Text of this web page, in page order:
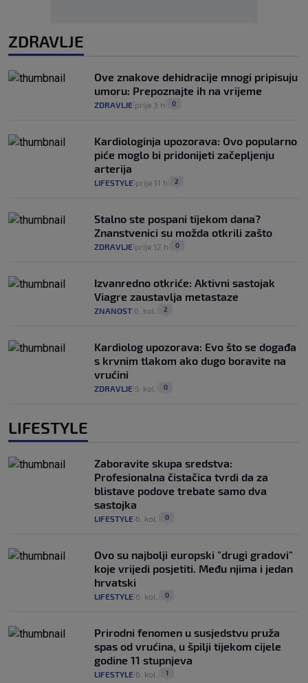
ZDRAVLJE
Ove znakove dehidracije mnogi pripisuju
umoru: Prepoznajte ih na vrijeme
ZDRAVLJE prije 3 h 0
Kardiologinja upozorava: Ovo popularno
piće moglo bi pridonijeti začepljenju
arterija
LIFESTYLE prije 11 h 2
Stalno ste pospani tijekom dana?
Znanstvenici su možda otkrili zašto
ZDRAVLJE prije 12 h 0
Izvanredno otkriće: Aktivni sastojak
Viagre zaustavlja metastaze
ZNANOST 6. kol. 2
Kardiolog upozorava: Evo što se događa
s krvnim tlakom ako dugo boravite na
vrućini
ZDRAVLJE 5. kol. 0
LIFESTYLE
Zaboravite skupa sredstva:
Profesionalna čistačica tvrdi da za
blistave podove trebate samo dva
sastojka
LIFESTYLE 6. kol. 0
Ovo su najbolji europski "drugi gradovi"
koje vrijedi posjetiti. Među njima i jedan
hrvatski
LIFESTYLE 6. kol. 0
Prirodni fenomen u susjedstvu pruža
spas od vrućina, u špilji tijekom cijele
godine 11 stupnjeva
LIFESTYLE 6. kol. 1